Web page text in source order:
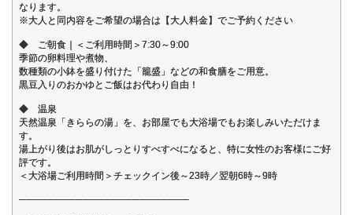
なります。
※大人と同内容をご希望の場合は【大人料金】でご予約ください
◆ ご朝食｜＜ご利用時間＞7:30～9:00
季節の卵料理や煮物、
数種類の小鉢を盛り付けた「籠盛」などの和食膳をご用意。
黒豆入りのおかゆとご飯はお代わり自由！
◆ 温泉
天然温泉「きららの湯」を、お部屋でも大浴場でもお楽しみいただけま
す。
湯上がり後はお肌がしっとりすべすべになると、特に女性のお客様にご好
評です。
＜大浴場ご利用時間＞チェックイン後～23時／翌朝6時～9時
────────────────────────